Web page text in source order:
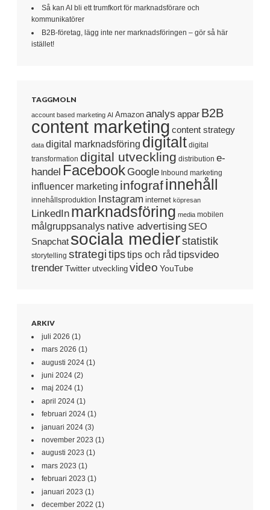
Så kan AI bli ett trumfkort för marknadsförare och
kommunikatörer
B2B-företag, lägg inte ner marknadsföringen – gör så här
istället!
TAGGMOLN
account based marketing AI Amazon analys appar B2B
content marketing content strategy
data digital marknadsföring digitalt digital
transformation digital utveckling distribution e-
handel Facebook Google Inbound marketing
influencer marketing infografinnehåll
innehållsproduktion Instagram internet köpresan
LinkedIn marknadsföring media mobilen
målgruppsanalys native advertising SEO
Snapchat sociala medierstatistik
storytelling strategi tipstips och råd tipsvideo
trenderTwitter utveckling video YouTube
ARKIV
juli 2026 (1)
mars 2026 (1)
augusti 2024 (1)
juni 2024 (2)
maj 2024 (1)
april 2024 (1)
februari 2024 (1)
januari 2024 (3)
november 2023 (1)
augusti 2023 (1)
mars 2023 (1)
februari 2023 (1)
januari 2023 (1)
december 2022 (1)